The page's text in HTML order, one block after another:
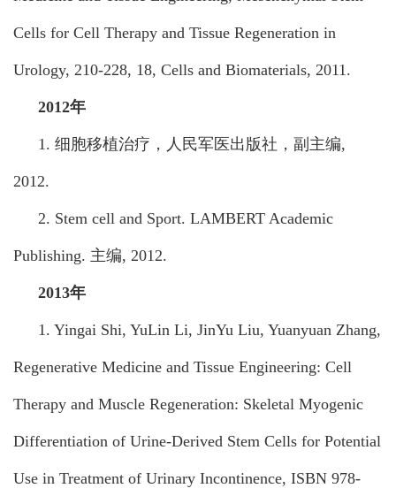
Cells for Cell Therapy and Tissue Regeneration in
Urology, 210-228, 18, Cells and Biomaterials, 2011.
2012年
1. 细胞移植治疗，人民军医出版社，副主编,
2012.
2. Stem cell and Sport. LAMBERT Academic
Publishing. 主编, 2012.
2013年
1. Yingai Shi, YuLin Li, JinYu Liu, Yuanyuan Zhang,
Regenerative Medicine and Tissue Engineering: Cell
Therapy and Muscle Regeneration: Skeletal Myogenic
Differentiation of Urine-Derived Stem Cells for Potential
Use in Treatment of Urinary Incontinence, ISBN 978-